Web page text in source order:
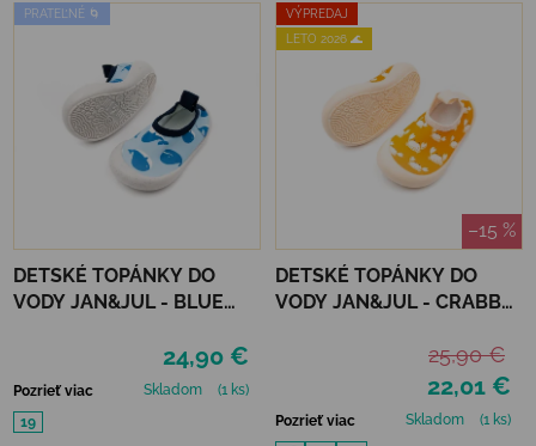
PRATEĽNÉ 🌀
DETSKÉ TOPÁNKY DO
VODY JAN&JUL - BLUE
24,90 €
Pozrieť viac Skladom
(1 ks)
19
VÝPREDAJ
LETO 2026 🌊
–15 %
DETSKÉ TOPÁNKY DO
VODY JAN&JUL - CRABBY
22,01 €
25,90 €
Pozrieť viac Skladom
(1 ks)